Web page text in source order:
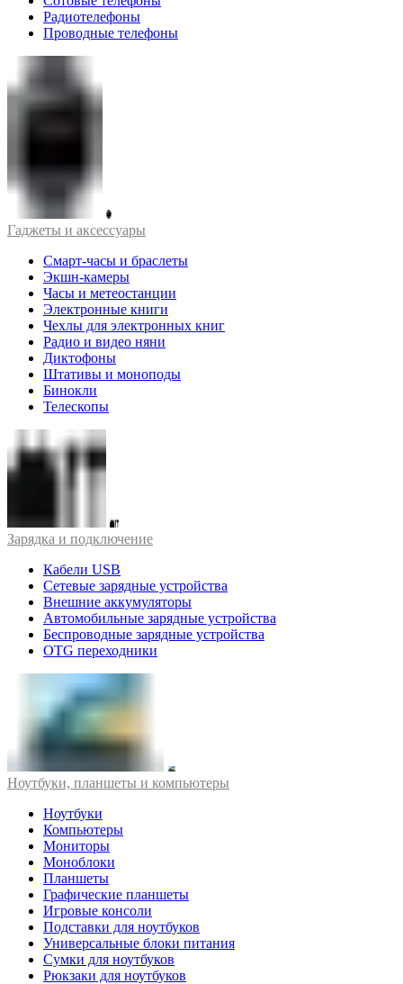
Радиотелефоны
Проводные телефоны
Гаджеты и аксессуары
Смарт-часы и браслеты
Экшн-камеры
Часы и метеостанции
Электронные книги
Чехлы для электронных книг
Радио и видео няни
Диктофоны
Штативы и моноподы
Бинокли
Телескопы
Зарядка и подключение
Кабели USB
Сетевые зарядные устройства
Внешние аккумуляторы
Автомобильные зарядные устройства
Беспроводные зарядные устройства
OTG переходники
Ноутбуки, планшеты и компьютеры
Ноутбуки
Компьютеры
Мониторы
Моноблоки
Планшеты
Графические планшеты
Игровые консоли
Подставки для ноутбуков
Универсальные блоки питания
Сумки для ноутбуков
Рюкзаки для ноутбуков